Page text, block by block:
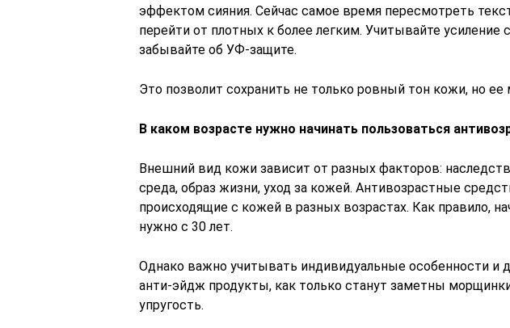
эффектом сияния. Сейчас самое время пересмотреть
перейти от плотных к более легким. Учитывайте усиление
забывайте об УФ-защите.
Это позволит сохранить не только ровный тон кожи, но ее
В каком возрасте нужно начинать пользоваться
Внешний вид кожи зависит от разных факторов:
среда, образ жизни, уход за кожей. Антивозрастные
происходящие с кожей в разных возрастах. Как правило,
нужно с 30 лет.
Однако важно учитывать индивидуальные особенности и
анти-эйдж продукты, как только станут заметны
упругость.